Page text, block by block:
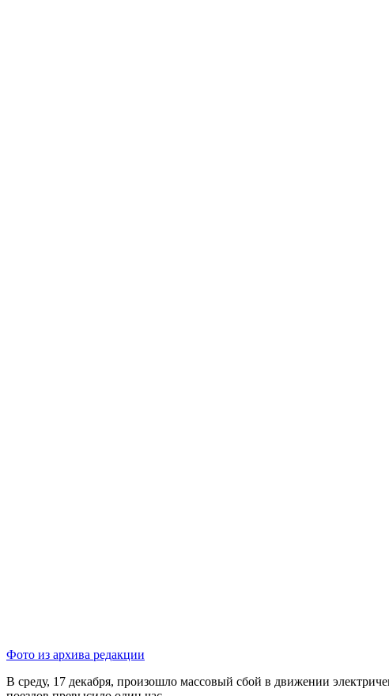
Фото из архива редакции
В среду, 17 декабря, произошло массовый сбой в движении